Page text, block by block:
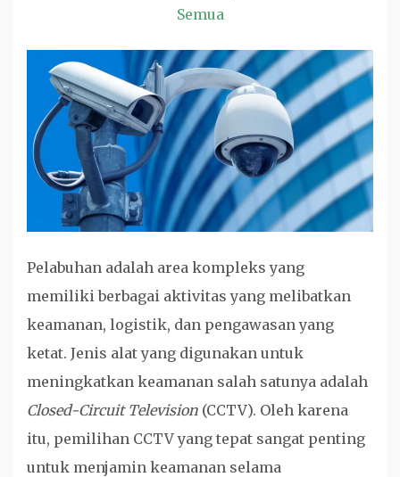
Semua
Pelabuhan adalah area kompleks yang
memiliki berbagai aktivitas yang melibatkan
keamanan, logistik, dan pengawasan yang
ketat. Jenis alat yang digunakan untuk
meningkatkan keamanan salah satunya adalah
Closed-Circuit Television (CCTV). Oleh karena
itu, pemilihan CCTV yang tepat sangat penting
untuk menjamin keamanan selama